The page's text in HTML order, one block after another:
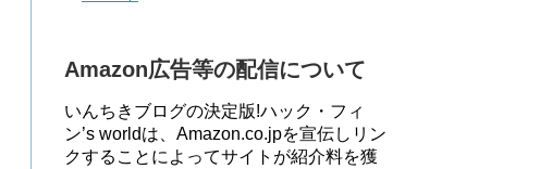
Amazon広告等の配信について
いんちきブログの決定版!ハック・フィ
ン’s worldは、Amazon.co.jpを宣伝しリン
クすることによってサイトが紹介料を獲